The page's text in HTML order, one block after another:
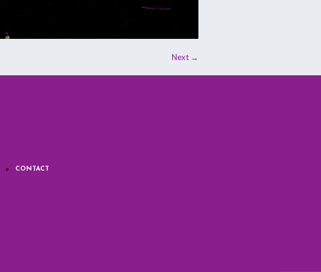
Next →
CONTACT